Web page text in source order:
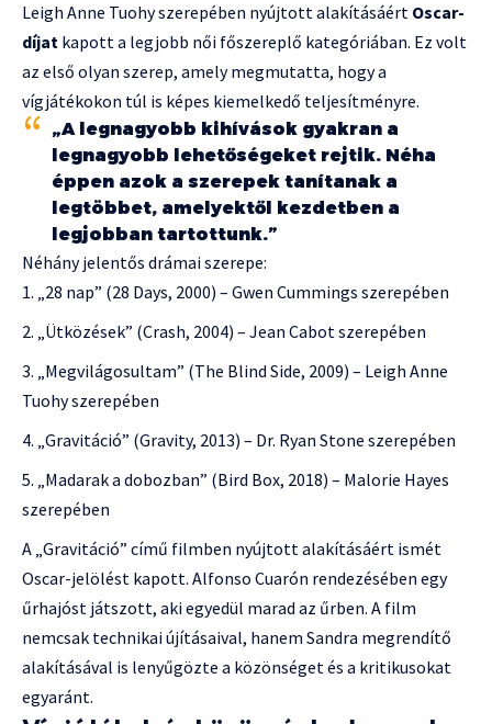
Leigh Anne Tuohy szerepében nyújtott alakításáért Oscar-
díjat kapott a legjobb női főszereplő kategóriában. Ez volt
az első olyan szerep, amely megmutatta, hogy a
vígjátékokon túl is képes kiemelkedő teljesítményre.
„A legnagyobb kihívások gyakran a
legnagyobb lehetőségeket rejtik. Néha
éppen azok a szerepek tanítanak a
legtöbbet, amelyektől kezdetben a
legjobban tartottunk.”
Néhány jelentős drámai szerepe:
„28 nap” (28 Days, 2000) – Gwen Cummings szerepében
„Ütközések” (Crash, 2004) – Jean Cabot szerepében
„Megvilágosultam” (The Blind Side, 2009) – Leigh Anne
Tuohy szerepében
„Gravitáció” (Gravity, 2013) – Dr. Ryan Stone szerepében
„Madarak a dobozban” (Bird Box, 2018) – Malorie Hayes
szerepében
A „Gravitáció” című filmben nyújtott alakításáért ismét
Oscar-jelölést kapott. Alfonso Cuarón rendezésében egy
űrhajóst játszott, aki egyedül marad az űrben. A film
nemcsak technikai újításaival, hanem Sandra megrendítő
alakításával is lenyűgözte a közönséget és a kritikusokat
egyaránt.